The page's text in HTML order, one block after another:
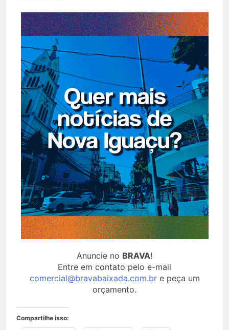
Anuncie no BRAVA!
Entre em contato pelo e-mail
comercial@bravabaixada.com.bre peça um
orçamento.
Compartilhe isso: